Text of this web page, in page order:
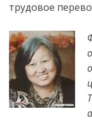
трудовое